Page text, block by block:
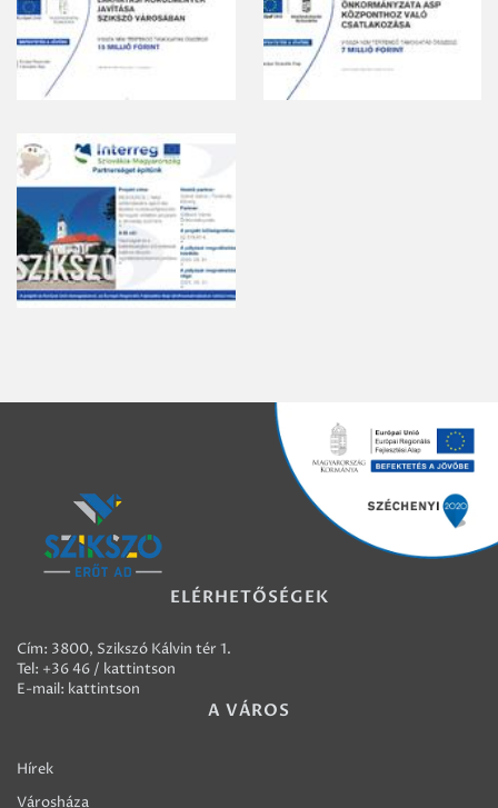
ELÉRHETŐSÉGEK
Cím: 3800, Szikszó Kálvin tér 1.
Tel: +36 46 / kattintson
E-mail: kattintson
A VÁROS
Hírek
Városháza